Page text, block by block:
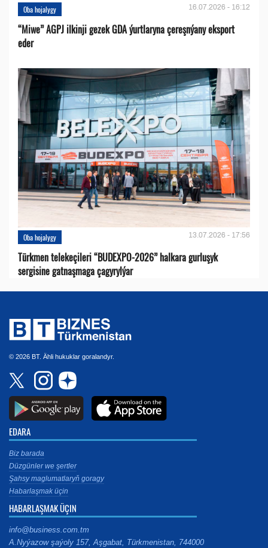
Oba hojalygy 16.07.2026 - 16:12
“Miwe” AGPJ ilkinji gezek GDA ýurtlaryna çereşnýany eksport
eder
Oba hojalygy 13.07.2026 - 17:56
Türkmen telekeçileri “BUDEXPO-2026” halkara gurluşyk
sergisine gatnaşmaga çagyrylýar
© 2026 BT. Ähli hukuklar goralandyr.
EDARA
Biz barada
Düzgünler we şertler
Şahsy maglumatlaryň goragy
Habarlaşmak üçin
HABARLAŞMAK ÜÇIN
info@business.com.tm
A.Nyýazow şaýoly 157, Aşgabat, Türkmenistan, 744000